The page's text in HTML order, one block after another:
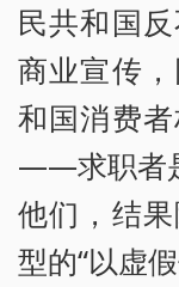
民共和国
商业宣传
和国消费
——求职者
他们，结
型的“以虚